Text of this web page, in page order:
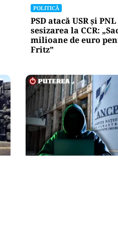
POLITICĂ
PSD atacă USR și
sesizarea la CCR:
milioane de euro
Fritz”